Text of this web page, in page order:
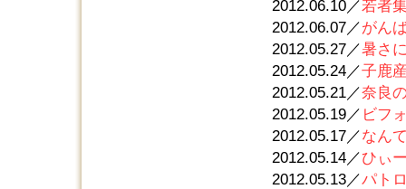
2012.06.10／若者
2012.06.07／がん
2012.05.27／暑さ
2012.05.24／子鹿
2012.05.21／奈良
2012.05.19／ ビフ
2012.05.17／なん
2012.05.14／ひぃ
2012.05.13／パト